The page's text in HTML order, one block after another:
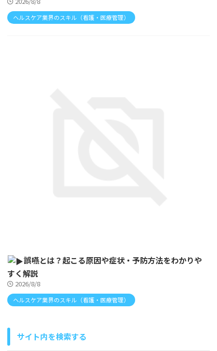
ヘルスケア業界のスキル（看護・医療管理）
誤嚥とは？起こる原因や症状・予防方法をわかりや
すく解説
2026/8/8
ヘルスケア業界のスキル（看護・医療管理）
サイト内を検索する